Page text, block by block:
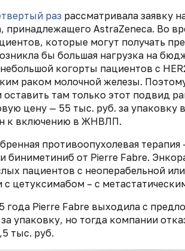
раз рассматривала заявку
принадлежащего AstraZeneca. Во
которые могут получать
бы большая нагрузка на
когорты пациентов с
раком молочной железы.
там только этот подвид
цену — 55 тыс. руб. за упаковку
к включению в ЖНВЛП.
противоопухолевая
биниметиниб от Pierre Fabre.
пациентов с неоперабельной
цетуксимабом – с
года Pierre Fabre выходила с
упаковку, но тогда компании
тыс. руб.